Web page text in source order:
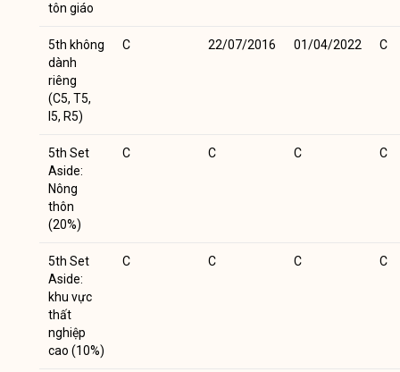
tôn giáo
5th không
dành
riêng
(C5, T5,
I5, R5)
C 22/07/2016 01/04/2022 C
5th Set
Aside:
Nông
thôn
(20%)
C C C C
5th Set
Aside:
khu vực
thất
nghiệp
cao (10%)
C C C C